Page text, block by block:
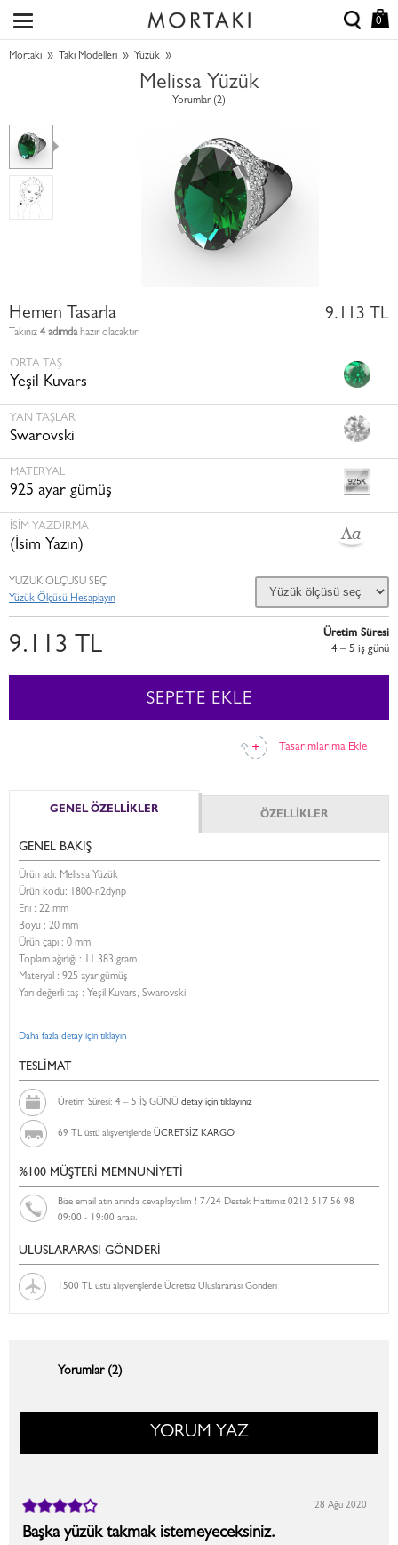
0
Mortakı » Takı Modelleri » Yüzük »
Melissa Yüzük
Yorumlar (2)
Hemen Tasarla
Takınız 4 adımdahazır olacaktır
9.113 TL
ORTA TAŞ
Yeşil Kuvars
YAN TAŞLAR
Swarovski
MATERYAL
925 ayar gümüş
İSİM YAZDIRMA
(İsim Yazın)
Tasarımlarıma Ekle
YÜZÜK ÖLÇÜSÜ SEÇ
Yüzük Ölçüsü Hesaplayın
9.113 TL
Üretim Süresi
4 – 5 i̇ş günü
SEPETE EKLE
GENEL ÖZELLİKLER ÖZELLİKLER
GENEL BAKIŞ
Ürün adı: Melissa Yüzük
Ürün kodu: 1800-n2dynp
Eni : 22 mm
Boyu : 20 mm
Ürün çapı : 0 mm
Toplam ağırlığı : 11.383 gram
Materyal : 925 ayar gümüş
Yarı değerli taş : Yeşil Kuvars, Swarovski
Daha fazla detay için tıklayın
TESLİMAT
Üretim Süresi: 4 – 5 İŞ GÜNÜ detay için tıklayınız
69 TL üstü alışverişlerde ÜCRETSİZ KARGO
%100 MÜŞTERİ MEMNUNİYETİ
Bize email atın anında cevaplayalım ! 7/24 Destek Hattımız 0212 517 56 98
09:00 - 19:00 arası.
ULUSLARARASI GÖNDERİ
1500 TL üstü alışverişlerde Ücretsiz Uluslararası Gönderi
Yorumlar (2)
YORUM YAZ
Başka yüzük takmak istemeyeceksiniz.
28 Ağu 2020